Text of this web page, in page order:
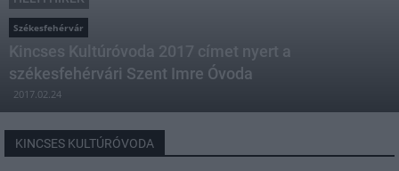
Székesfehérvár
Kincses Kultúróvoda 2017 címet nyert a
székesfehérvári Szent Imre Óvoda
2017.02.24
KINCSES KULTÚRÓVODA